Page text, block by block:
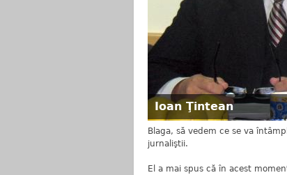
Ioan Ţintean
Blaga, să vedem ce se va
jurnaliştii.
El a mai spus că în acest